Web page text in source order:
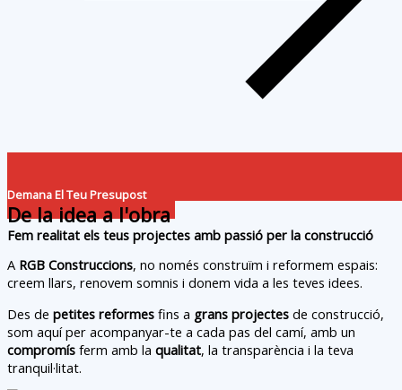
Demana El Teu Presupost
De la idea a l'obra
Fem realitat els teus projectes amb passió per la construcció
A RGB Construccions, no només construïm i reformem espais:
creem llars, renovem somnis i donem vida a les teves idees.
Des de petites reformes fins a grans projectes de construcció,
som aquí per acompanyar-te a cada pas del camí, amb un
compromís ferm amb la qualitat, la transparència i la teva
tranquil·litat.